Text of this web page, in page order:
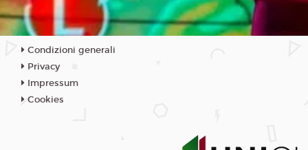
Condizioni generali
Privacy
Impressum
Cookies